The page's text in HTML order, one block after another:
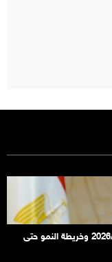
وزير التخطيط يعرض أمام البرلمان خطة التنمية 2026/2027 وخريطة النمو حتى